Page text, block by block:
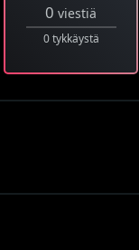
0 viestiä
0 tykkäystä